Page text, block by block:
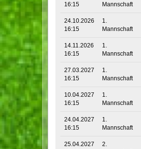
16:15
Mannschaft
24.10.2026
16:15
1.
Mannschaft
14.11.2026
16:15
1.
Mannschaft
27.03.2027
16:15
1.
Mannschaft
10.04.2027
16:15
1.
Mannschaft
24.04.2027
16:15
1.
Mannschaft
25.04.2027
2.